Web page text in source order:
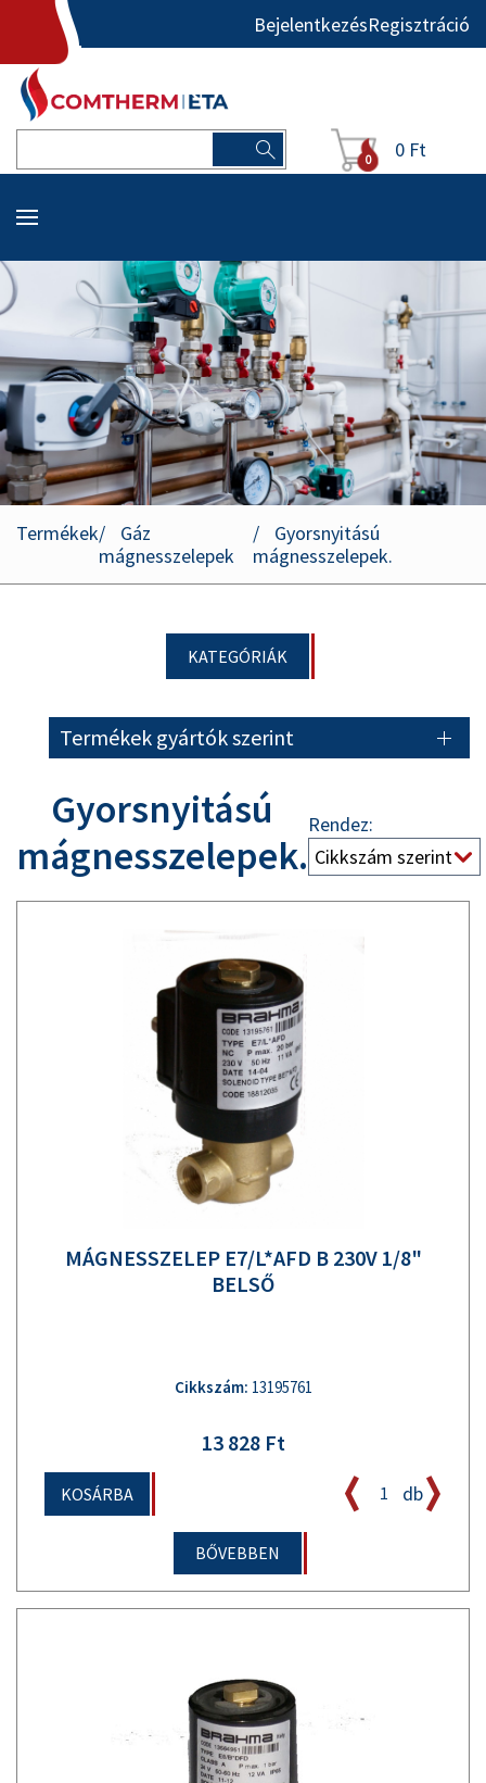
BejelentkezésRegisztráció
0 0 Ft
Termékek
Gáz
mágnesszelepek
Gyorsnyitású
mágnesszelepek.
KATEGÓRIÁK
Termékek gyártók szerint
Gyorsnyitású
mágnesszelepek.
Rendez:
MÁGNESSZELEP E7/L*AFD B 230V 1/8"
BELSŐ
Cikkszám: 13195761
13 828 Ft
KOSÁRBA db
BŐVEBBEN